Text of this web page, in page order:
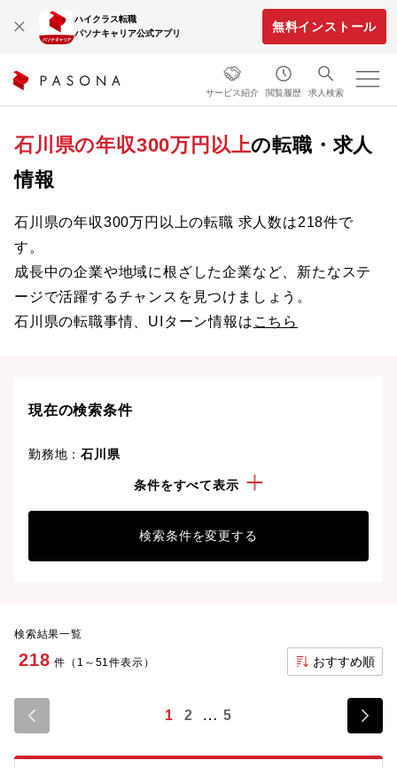
ハイクラス転職
パソナキャリア公式アプリ
無料インストール
サービス紹介 閲覧履歴 求人検索
石川県の年収300万円以上の転職・求人
情報
石川県の年収300万円以上の転職 求人数は218件で
す。
成長中の企業や地域に根ざした企業など、新たなステ
ージで活躍するチャンスを見つけましょう。
石川県の転職事情、UIターン情報は こちら
現在の検索条件
勤務地：石川県
300万円以上条件をすべて表示
検索条件を変更する
検索結果一覧
218 件（1～51件表示） おすすめ順
1 2 5